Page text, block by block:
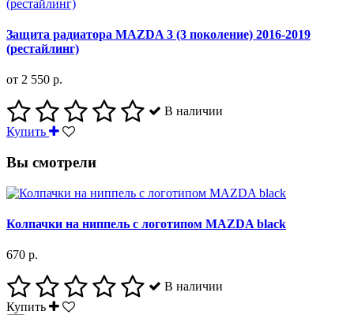
Защита радиатора MAZDA 3 (3 поколение) 2016-2019
(рестайлинг)
от 2 550 р.
В наличии
Купить
Вы смотрели
Колпачки на ниппель с логотипом MAZDA black
670 р.
В наличии
Купить